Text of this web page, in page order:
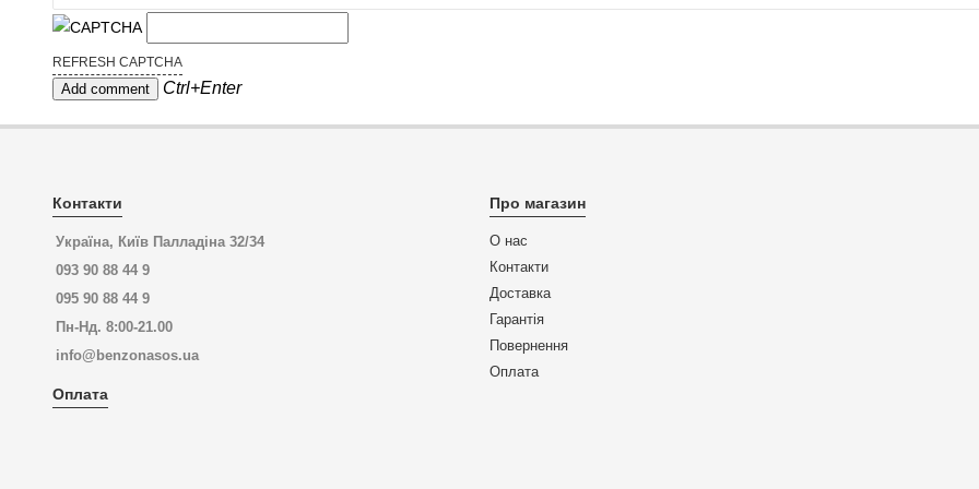
REFRESH CAPTCHA
Ctrl+Enter
Контакти
Україна, Київ Палладіна 32/34
093 90 88 44 9
095 90 88 44 9
Пн-Нд. 8:00-21.00
info@benzonasos.ua
Оплата
Про магазин
О нас
Контакти
Доставка
Гарантія
Повернення
Оплата